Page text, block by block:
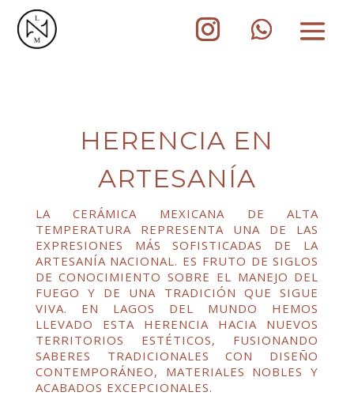
HERENCIA EN
ARTESANÍA
LA CERÁMICA MEXICANA DE ALTA
TEMPERATURA REPRESENTA UNA DE LAS
EXPRESIONES MÁS SOFISTICADAS DE LA
ARTESANÍA NACIONAL. ES FRUTO DE SIGLOS
DE CONOCIMIENTO SOBRE EL MANEJO DEL
FUEGO Y DE UNA TRADICIÓN QUE SIGUE
VIVA. EN LAGOS DEL MUNDO HEMOS
LLEVADO ESTA HERENCIA HACIA NUEVOS
TERRITORIOS ESTÉTICOS, FUSIONANDO
SABERES TRADICIONALES CON DISEÑO
CONTEMPORÁNEO, MATERIALES NOBLES Y
ACABADOS EXCEPCIONALES.